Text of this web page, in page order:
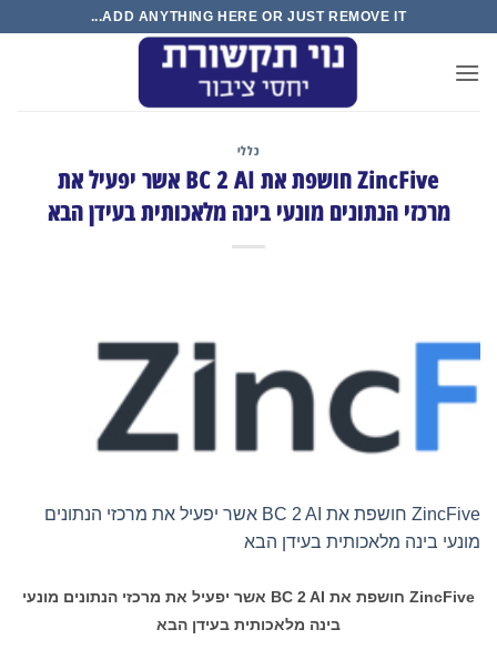
content
ADD ANYTHING HERE OR JUST REMOVE IT...
כללי
ZincFive חושפת את BC 2 AI אשר יפעיל את
מרכזי הנתונים מונעי בינה מלאכותית בעידן הבא
ZincFive חושפת את BC 2 AI אשר יפעיל את מרכזי הנתונים
מונעי בינה מלאכותית בעידן הבא
ZincFive חושפת את BC 2 AI אשר יפעיל את מרכזי הנתונים מונעי
בינה מלאכותית בעידן הבא